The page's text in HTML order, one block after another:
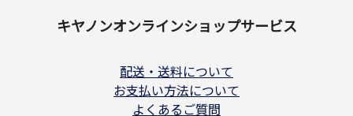
キヤノンオンラインショップサービス
配送・送料について
お支払い方法について
よくあるご質問